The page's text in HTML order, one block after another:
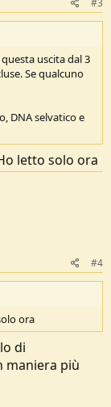
#3
uscita dal 3
Se qualcuno
DNA selvatico e
letto solo ora
#4
ora
di
maniera più